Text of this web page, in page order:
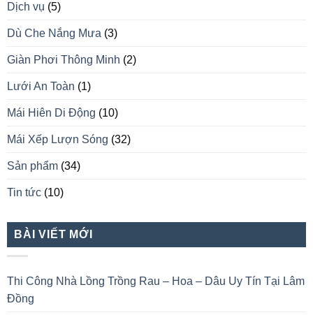
Dịch vụ (5)
Dù Che Nắng Mưa (3)
Giàn Phơi Thông Minh (2)
Lưới An Toàn (1)
Mái Hiên Di Động (10)
Mái Xếp Lượn Sóng (32)
Sản phẩm (34)
Tin tức (10)
BÀI VIẾT MỚI
Thi Công Nhà Lồng Trồng Rau – Hoa – Dâu Uy Tín Tại Lâm
Đồng